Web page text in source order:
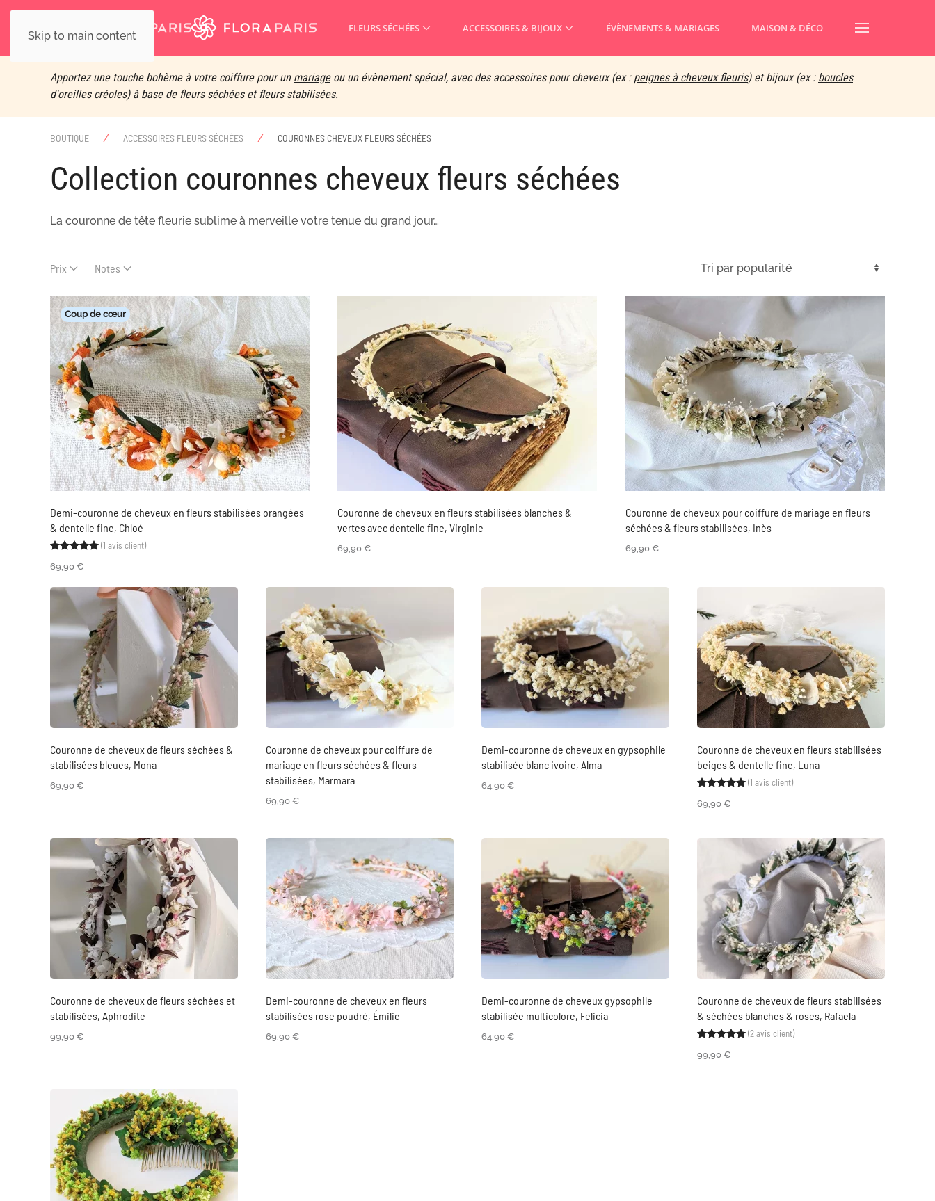
Skip to main content
FLEURS SÉCHÉES ACCESSOIRES & BIJOUX ÉVÈNEMENTS & MARIAGES MAISON & DÉCO
Apportez une touche bohème à votre coiffure pour un mariageou un évènement spécial, avec des accessoires pour cheveux (ex : peignes à cheveux fleuris) et bijoux (ex : boucles
d'oreilles créoles) à base de fleurs séchées et fleurs stabilisées.
BOUTIQUE ACCESSOIRES FLEURS SÉCHÉES COURONNES CHEVEUX FLEURS SÉCHÉES
collection couronnes cheveux fleurs séchées
La couronne de tête fleurie sublime à merveille votre tenue du grand jour…
Prix Notes
Demi-couronne de cheveux en fleurs stabilisées orangées
& dentelle fine, Chloé
Coup de cœur
Noté 5.00sur 5 basé sur
1
(1 avis client)
69,90 €
Couronne de cheveux en fleurs stabilisées blanches &
vertes avec dentelle fine, Virginie
69,90€
Couronne de cheveux pour coiffure de mariage en fleurs
séchées & fleurs stabilisées, Inès
69,90 €
Couronne de cheveux de fleurs séchées &
stabilisées bleues, Mona
69,90 €
Couronne de cheveux pour coiffure de
mariage en fleurs séchées & fleurs
stabilisées, Marmara
69,90 €
Demi-couronne de cheveux en gypsophile
stabilisée blanc ivoire, Alma
64,90 €
Couronne de cheveux en fleurs stabilisées
beiges & dentelle fine, Luna
Noté 5.00sur 5 basé sur
1
(1 avis client)
69,90 €
Couronne de cheveux de fleurs séchées et
stabilisées, Aphrodite
99,90 €
Demi-couronne de cheveux en fleurs
stabilisées rose poudré, Émilie
69,90 €
Demi-couronne de cheveux gypsophile
stabilisée multicolore, Felicia
64,90 €
Couronne de cheveux de fleurs stabilisées
& séchées blanches & roses, Rafaela
Noté5.00sur 5 basé sur
2
(2avis client)
99,90 €